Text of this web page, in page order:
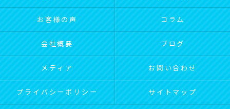
お客様の声 コラム
会社概要 ブログ
メディア お問い合わせ
プライバシーポリシー サイトマップ